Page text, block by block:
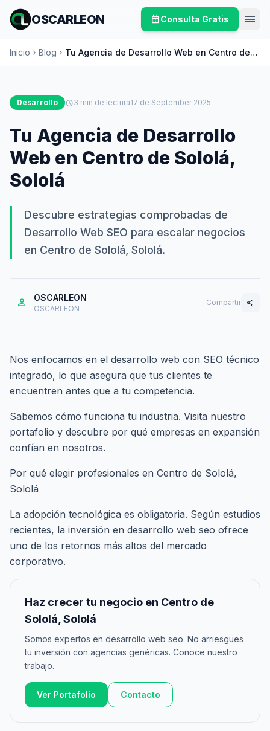
OSCARLEON calendar_monthConsulta Gratis menu
Inicio chevron_right Blog chevron_right Tu Agencia de Desarrollo Web en Centro de
Sololá, Sololá
Desarrollo schedule3 min de lectura17 de September 2025
Tu Agencia de Desarrollo
Web en Centro de Sololá,
Sololá
Descubre estrategias comprobadas de
Desarrollo Web SEO para escalar negocios
en Centro de Sololá, Sololá.
person OSCARLEON
OSCARLEON
Compartir share
Nos enfocamos en el desarrollo web con SEO técnico
integrado, lo que asegura que tus clientes te
encuentren antes que a tu competencia.
Sabemos cómo funciona tu industria. Visita nuestro
portafolio y descubre por qué empresas en expansión
confían en nosotros.
Por qué elegir profesionales en Centro de Sololá,
Sololá
La adopción tecnológica es obligatoria. Según estudios
recientes, la inversión en desarrollo web seo ofrece
uno de los retornos más altos del mercado
corporativo.
Haz crecer tu negocio en Centro de
Sololá, Sololá
Somos expertos en desarrollo web seo. No arriesgues
tu inversión con agencias genéricas. Conoce nuestro
trabajo.
Ver Portafolio Contacto